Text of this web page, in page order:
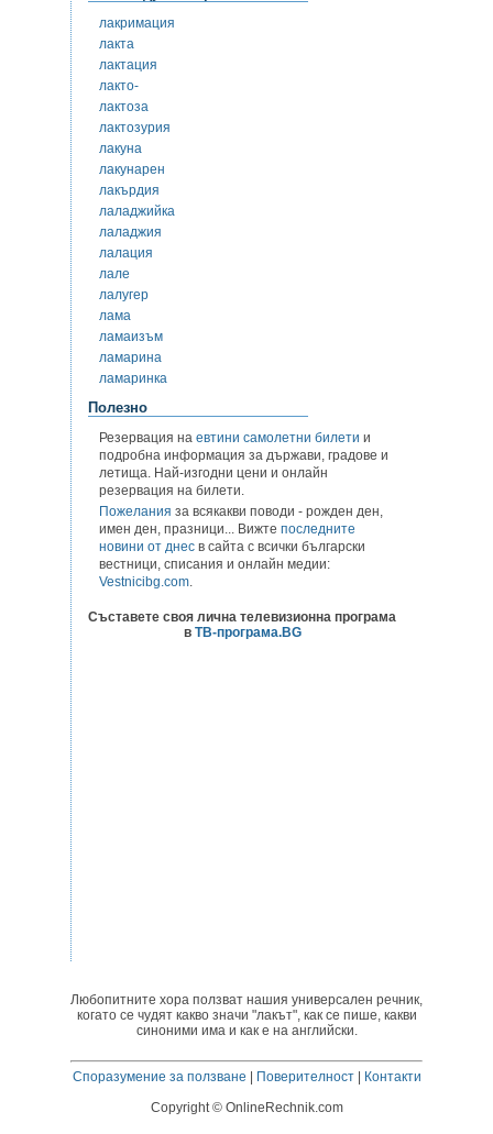
лакримация
лакта
лактация
лакто-
лактоза
лактозурия
лакуна
лакунарен
лакърдия
лаладжийка
лаладжия
лалация
лале
лалугер
лама
ламаизъм
ламарина
ламаринка
Полезно
Резервация на евтини самолетни билети и
подробна информация за държави, градове и
летища. Най-изгодни цени и онлайн
резервация на билети.
Пожелания за всякакви поводи - рожден ден,
имен ден, празници... Вижте последните
новини от днес в сайта с всички български
вестници, списания и онлайн медии:
Vestnicibg.com.
Съставете своя лична телевизионна програма
в ТВ-програма.BG
Любопитните хора ползват нашия универсален речник,
когато се чудят какво значи "лакът", как се пише, какви
синоними има и как е на английски.
Споразумение за ползване | Поверителност| Контакти
Copyright © OnlineRechnik.com